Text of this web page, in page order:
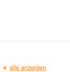
alle anzeigen